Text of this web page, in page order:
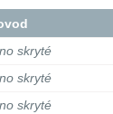
skryté
skryté
skryté